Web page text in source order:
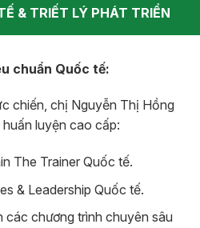
& TRIẾT LÝ PHÁT TRIỂN
chuẩn Quốc tế:
chiến, chị Nguyễn Thị Hồng
luyện cao cấp:
The Trainer Quốc tế.
& Leadership Quốc tế.
các chương trình chuyên sâu